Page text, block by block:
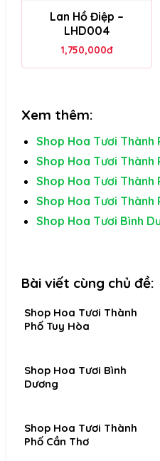
Lan Hồ Điệp –
LHD004
1,750,000đ
Xem thêm:
Shop Hoa Tươi Thành
Shop Hoa Tươi Thành
Shop Hoa Tươi Thành
Shop Hoa Tươi Thành
Shop Hoa Tươi Bình
Bài viết cùng chủ đề:
Shop Hoa Tươi Thành
Phố Tuy Hòa
Shop Hoa Tươi Bình
Dương
Shop Hoa Tươi Thành
Phố Cần Thơ